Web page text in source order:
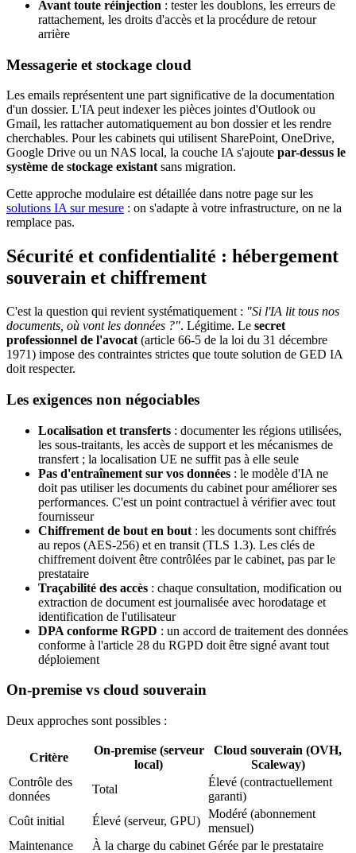
Avant toute réinjection : tester les doublons, les erreurs de
rattachement, les droits d'accès et la procédure de retour
arrière
Messagerie et stockage cloud
Les emails représentent une part significative de la documentation
d'un dossier. L'IA peut indexer les pièces jointes d'Outlook ou
Gmail, les rattacher automatiquement au bon dossier et les rendre
cherchables. Pour les cabinets qui utilisent SharePoint, OneDrive,
Google Drive ou un NAS local, la couche IA s'ajoute par-dessus le
système de stockage existant sans migration.
Cette approche modulaire est détaillée dans notre page sur les
solutions IA sur mesure : on s'adapte à votre infrastructure, on ne la
remplace pas.
Sécurité et confidentialité : hébergement
souverain et chiffrement
C'est la question qui revient systématiquement : "Si l'IA lit tous nos
documents, où vont les données ?". Légitime. Le secret
professionnel de l'avocat (article 66-5 de la loi du 31 décembre
1971) impose des contraintes strictes que toute solution de GED IA
doit respecter.
Les exigences non négociables
Localisation et transferts : documenter les régions utilisées,
les sous-traitants, les accès de support et les mécanismes de
transfert ; la localisation UE ne suffit pas à elle seule
Pas d'entraînement sur vos données : le modèle d'IA ne
doit pas utiliser les documents du cabinet pour améliorer ses
performances. C'est un point contractuel à vérifier avec tout
fournisseur
Chiffrement de bout en bout : les documents sont chiffrés
au repos (AES-256) et en transit (TLS 1.3). Les clés de
chiffrement doivent être contrôlées par le cabinet, pas par le
prestataire
Traçabilité des accès : chaque consultation, modification ou
extraction de document est journalisée avec horodatage et
identification de l'utilisateur
DPA conforme RGPD : un accord de traitement des données
conforme à l'article 28 du RGPD doit être signé avant tout
déploiement
On-premise vs cloud souverain
Deux approches sont possibles :
Critère
On-premise (serveur
local)
Cloud souverain (OVH,
Scaleway)
Contrôle des
données
Total
Élevé (contractuellement
garanti)
Coût initial
Élevé (serveur, GPU)
Modéré (abonnement
mensuel)
Maintenance
À la charge du cabinet Gérée par le prestataire